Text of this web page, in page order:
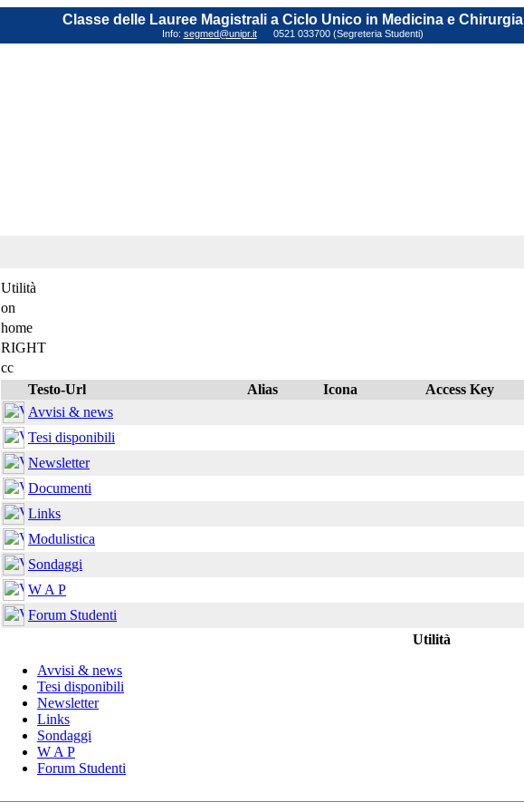
Classe delle Lauree Magistrali a Ciclo Unico in Medicina e Chirurgia
Info: segmed@unipr.it 0521 033700 (Segreteria Studenti)
Utilità
on
home
RIGHT
cc
Testo-Url Alias Icona Access Key
Avvisi & news
Tesi disponibili
Newsletter
Documenti
Links
Modulistica
Sondaggi
W A P
Forum Studenti
Utilità
Avvisi & news
Tesi disponibili
Newsletter
Links
Sondaggi
W A P
Forum Studenti